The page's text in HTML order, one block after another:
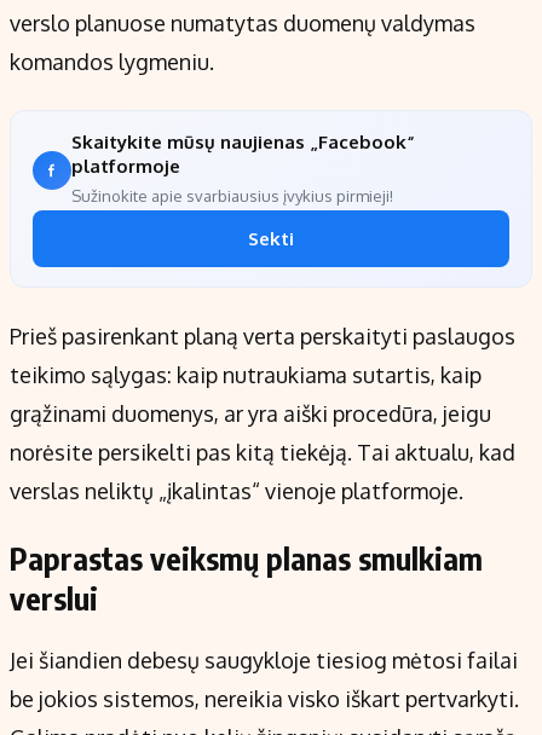
verslo planuose numatytas duomenų valdymas
komandos lygmeniu.
Skaitykite mūsų naujienas „Facebook“
platformoje
Sužinokite apie svarbiausius įvykius pirmieji!
Sekti
Prieš pasirenkant planą verta perskaityti paslaugos
teikimo sąlygas: kaip nutraukiama sutartis, kaip
grąžinami duomenys, ar yra aiški procedūra, jeigu
norėsite persikelti pas kitą tiekėją. Tai aktualu, kad
verslas neliktų „įkalintas“ vienoje platformoje.
Paprastas veiksmų planas smulkiam
verslui
Jei šiandien debesų saugykloje tiesiog mėtosi failai
be jokios sistemos, nereikia visko iškart pertvarkyti.